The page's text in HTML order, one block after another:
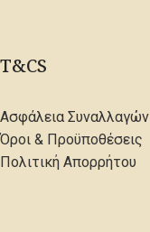
T&CS
Ασφάλεια Συναλλαγών
Όροι & Προϋποθέσεις
Πολιτική Απορρήτου